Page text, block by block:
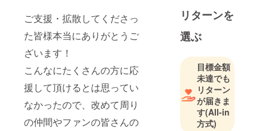
ご支援・拡散してくださっ
た皆様本当にありがとうご
ざいます！
こんなにたくさんの方に応
援して頂けるとは思ってい
なかったので、改めて周り
の仲間やファンの皆さんの
リターンを
選ぶ
目標金額
未達でも
リターン
が届きま
す(All-in
方式)